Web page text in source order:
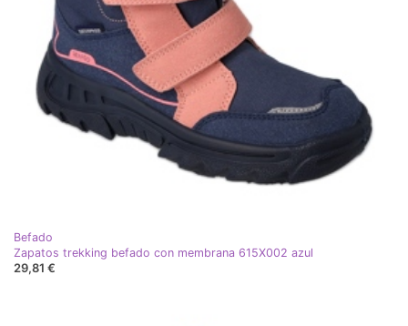
Befado
Zapatos trekking befado con membrana 615X002 azul
29,81 €